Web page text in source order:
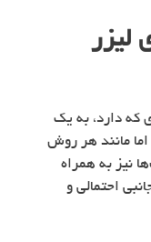
لیزر
که دارد، به یک
مانند هر روش
نیز به همراه
احتمالی و